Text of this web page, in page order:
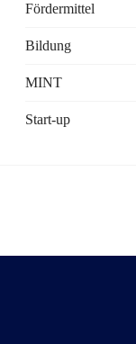
Fördermittel
Bildung
MINT
Start-up